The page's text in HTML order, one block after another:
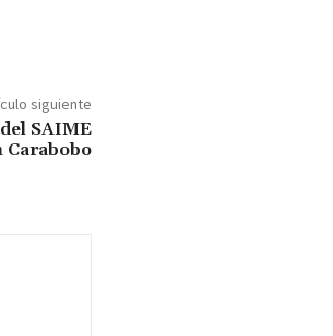
siguiente
SAIME
Carabobo